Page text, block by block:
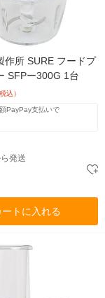
作所 SURE フードプ
SFPー300G 1台
込）
PayPay支払いで
発送
ートに入れる